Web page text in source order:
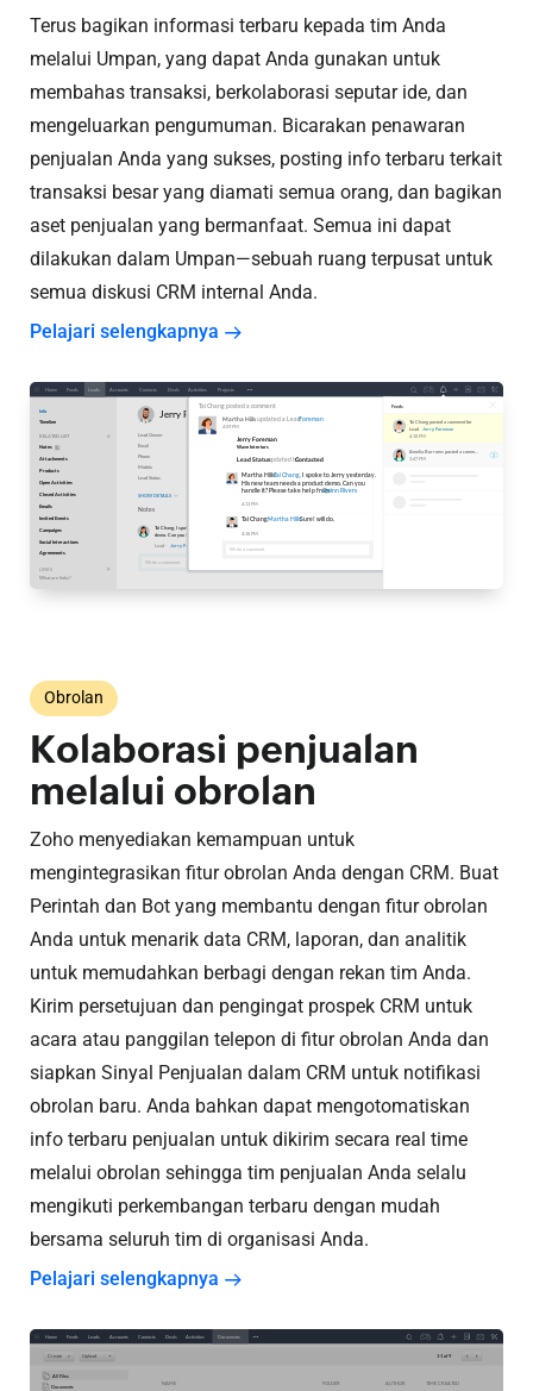
Terus bagikan informasi terbaru kepada tim Anda
melalui Umpan, yang dapat Anda gunakan untuk
membahas transaksi, berkolaborasi seputar ide, dan
mengeluarkan pengumuman. Bicarakan penawaran
penjualan Anda yang sukses, posting info terbaru terkait
transaksi besar yang diamati semua orang, dan bagikan
aset penjualan yang bermanfaat. Semua ini dapat
dilakukan dalam Umpan—sebuah ruang terpusat untuk
semua diskusi CRM internal Anda.
Pelajari selengkapnya
Obrolan
Kolaborasi penjualan
melalui obrolan
Zoho menyediakan kemampuan untuk
mengintegrasikan fitur obrolan Anda dengan CRM. Buat
Perintah dan Bot yang membantu dengan fitur obrolan
Anda untuk menarik data CRM, laporan, dan analitik
untuk memudahkan berbagi dengan rekan tim Anda.
Kirim persetujuan dan pengingat prospek CRM untuk
acara atau panggilan telepon di fitur obrolan Anda dan
siapkan Sinyal Penjualan dalam CRM untuk notifikasi
obrolan baru. Anda bahkan dapat mengotomatiskan
info terbaru penjualan untuk dikirim secara real time
melalui obrolan sehingga tim penjualan Anda selalu
mengikuti perkembangan terbaru dengan mudah
bersama seluruh tim di organisasi Anda.
Pelajari selengkapnya